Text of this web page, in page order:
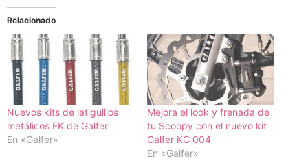
Relacionado
Nuevos kits de latiguillos
metálicos FK de Galfer
En «Galfer»
Mejora el look y frenada de
tu Scoopy con el nuevo kit
Galfer KC 004
En «Galfer»